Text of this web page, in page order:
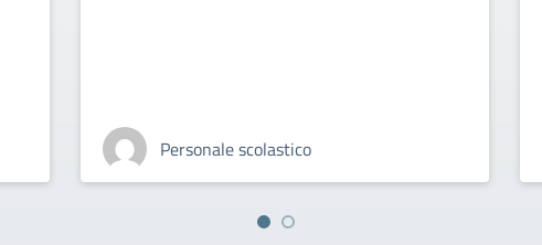
Personale scolastico